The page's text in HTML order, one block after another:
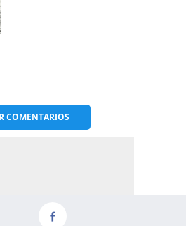
COMENTARIOS